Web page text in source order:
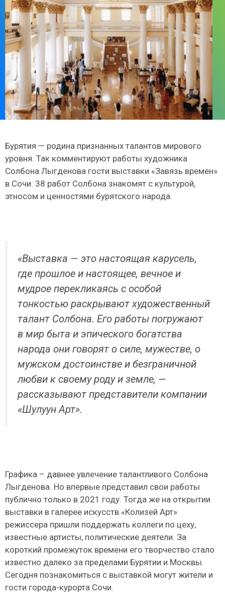
Бурятия — родина признанных талантов мирового
уровня. Так комментируют работы художника
Солбона Лыгденова гости выставки «Завязь времен»
в Сочи. 38 работ Солбона знакомят с культурой,
этносом и ценностями бурятского народа.
«Выставка — это настоящая карусель,
где прошлое и настоящее, вечное и
мудрое перекликаясь с особой
тонкостью раскрывают художественный
талант Солбона. Его работы погружают
в мир быта и эпического богатства
народа они говорят о силе, мужестве, о
мужском достоинстве и безграничной
любви к своему роду и земле, —
рассказывают представители компании
«Шулуун Арт».
Графика – давнее увлечение талантливого Солбона
Лыгденова. Но впервые представил свои работы
публично только в 2021 году. Тогда же на открытии
выставки в галерее искусств «Колизей Арт»
режиссера пришли поддержать коллеги по цеху,
известные артисты, политические деятели. За
короткий промежуток времени его творчество стало
известно далеко за пределами Бурятии и Москвы.
Сегодня познакомиться с выставкой могут жители и
гости города-курорта Сочи.​